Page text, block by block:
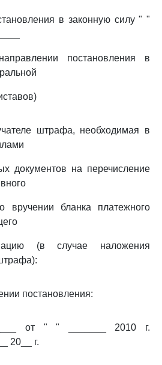
в законную силу " "
постановления в
штрафа, необходимая в
документов на перечисление
вручении бланка платежного
(в случае наложения
постановления:
___ от " " _______ 2010 г.
20__ г.